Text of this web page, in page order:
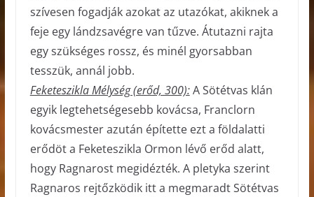
szívesen fogadják azokat az utazókat, akiknek a
feje egy lándzsavégre van tűzve. Átutazni rajta
egy szükséges rossz, és minél gyorsabban
tesszük, annál jobb.
Feketeszikla Mélység (erőd, 300):A Sötétvas klán
egyik legtehetségesebb kovácsa, Franclorn
kovácsmester azután építette ezt a földalatti
erődöt a Feketeszikla Ormon lévő erőd alatt,
hogy Ragnarost megidézték. A pletyka szerint
Ragnaros rejtőzködik itt a megmaradt Sötétvas